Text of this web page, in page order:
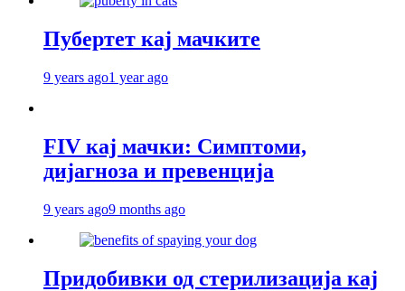
Пубертет кај мачките
9 years ago1 year ago
FIV кај мачки: Симптоми,
дијагноза и превенција
9 years ago9 months ago
Придобивки од стерилизација кај